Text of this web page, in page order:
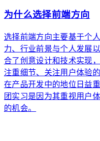
为什么选择前端方向
选择前端方向主要基于个
力、行业前景与个人发展
合了创意设计和技术实现
注重细节、关注用户体验
在产品开发中的地位日益
团实习是因为其重视用户
的机会。